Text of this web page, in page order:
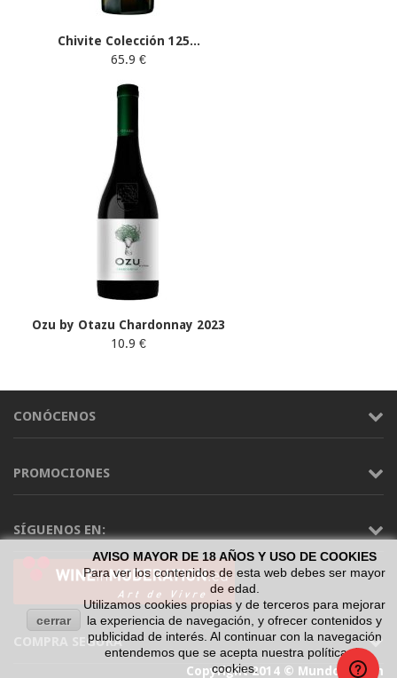
Chivite Colección 125...
65.9 €
Ozu by Otazu Chardonnay 2023
10.9 €
CONÓCENOS
PROMOCIONES
SÍGUENOS EN:
COMPRA SEGURA
cerrar
AVISO MAYOR DE 18 AÑOS Y USO DE COOKIES
Para ver los contenidos de esta web debes ser mayor
de edad.
Utilizamos cookies propias y de terceros para mejorar
la experiencia de navegación, y ofrecer contenidos y
publicidad de interés. Al continuar con la navegación
entendemos que se acepta nuestra política de
cookies.
Copyright 2014 © Mundo Vinum